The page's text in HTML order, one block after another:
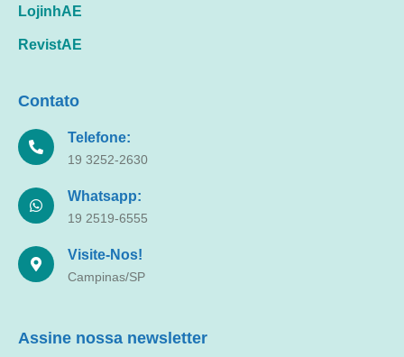
LojinhAE
RevistAE
Contato
Telefone:
19 3252-2630
Whatsapp:
19 2519-6555
Visite-Nos!
Campinas/SP
Assine nossa newsletter